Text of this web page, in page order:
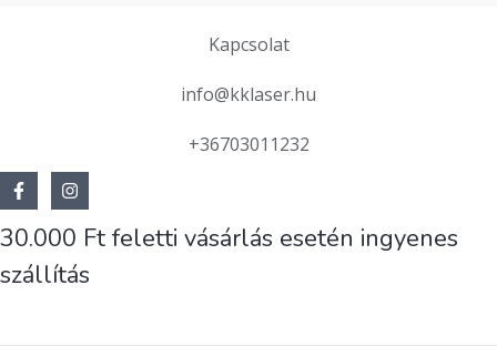
Kapcsolat
info@kklaser.hu
+36703011232
30.000 Ft feletti vásárlás esetén ingyenes
szállítás